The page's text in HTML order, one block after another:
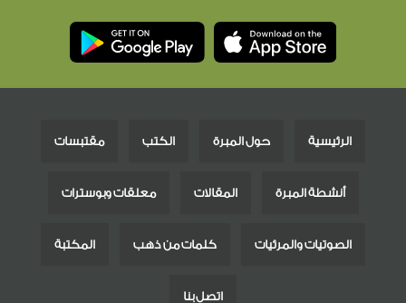
الرئيسية حول المبرة الكتب مقتبسات
أنشطة المبرة المقالات معلقات وبوسترات
الصوتيات والمرئيات كلمات من ذهب المكتبة
اتصل بنا